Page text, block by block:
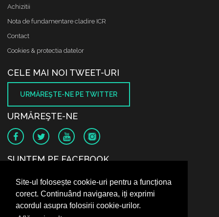
Site-ul folosește cookie-uri pentru a funcționa
corect. Continuând navigarea, iți exprimi
acordul asupra folosirii cookie-urilor.
Achizitii
Nota de fundamentare cladire ICR
Contact
Cookies & protectia datelor
CELE MAI NOI TWEET-URI
URMĂREŞTE-NE PE TWITTER
URMĂREŞTE-NE
SUNTEM PE FACEBOOK